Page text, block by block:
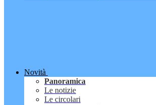
Novità
Panoramica
Le notizie
Le circolari